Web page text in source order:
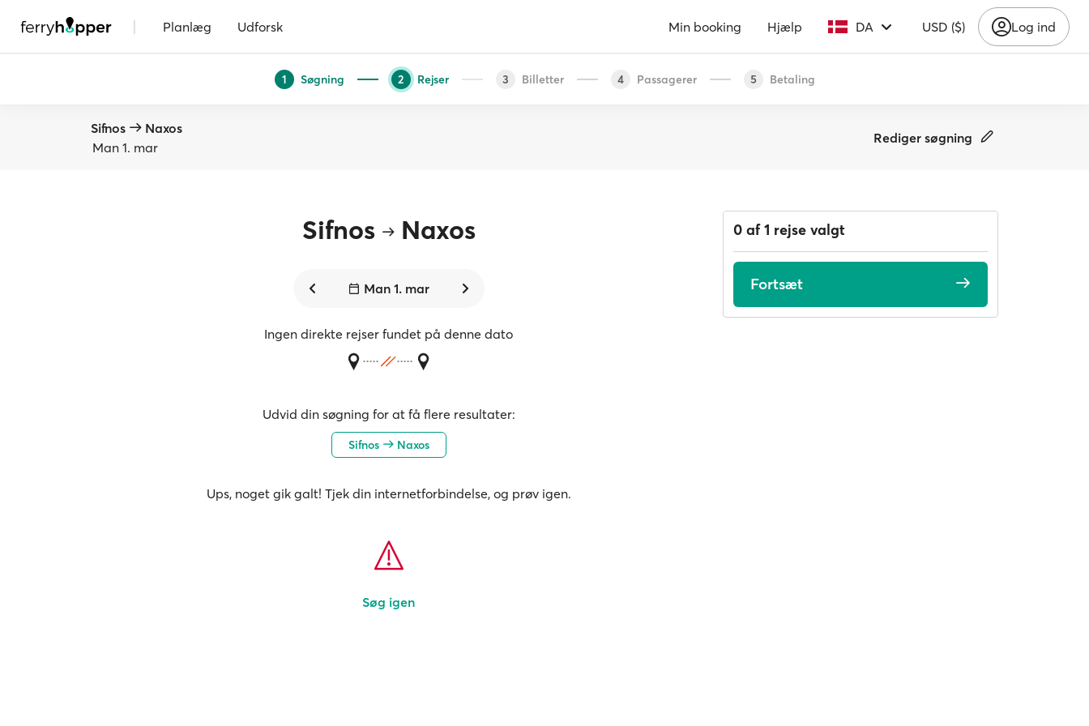
| Planlæg Udforsk Min booking Hjælp DA USD ($) Log ind
1 Søgning 2 Rejser 3 Billetter 4 Passagerer 5 Betaling
Sifnos
Naxos
Man 1. mar
Rediger søgning
Sifnos Naxos
Man 1. mar
Ingen direkte rejser fundet på denne dato
Udvid din søgning for at få flere resultater:
Sifnos Naxos
Ups, noget gik galt! Tjek din internetforbindelse, og prøv igen.
Søg igen
0 af 1 rejse valgt
Fortsæt